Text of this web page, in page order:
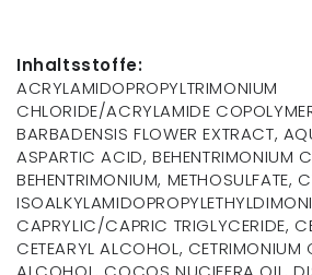
Inhaltsstoffe:
ACRYLAMIDOPROPYLTRIMONIUM
CHLORIDE/ACRYLAMIDE
BARBADENSIS FLOWER EXTRACT,
ASPARTIC ACID, BEHENTRIMONIUM
BEHENTRIMONIUM, METHOSULFATE,
CAPRYLIC/CAPRIC TRIGLYCERIDE,
CETEARYL ALCOHOL, CETRIMONIUM